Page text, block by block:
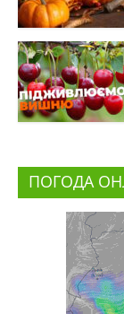
ПОГОДА